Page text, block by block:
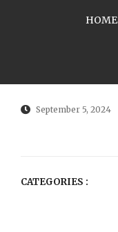
HOME
September 5, 2024
CATEGORIES :